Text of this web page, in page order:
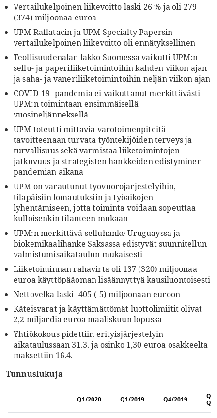
Vertailukelpoinen liikevoitto laski 26 % ja oli 279
(374) miljoonaa euroa
UPM Raflatacin ja UPM Specialty Papersin
vertailukelpoinen liikevoitto oli ennätyksellinen
Teollisuudenalan lakko Suomessa vaikutti UPM:n
sellu- ja paperiliiketoimintoihin kahden viikon ajan
ja saha- ja vaneriliiketoimintoihin neljän viikon ajan
COVID-19 -pandemia ei vaikuttanut merkittävästi
UPM:n toimintaan ensimmäisellä
vuosineljänneksellä
UPM toteutti mittavia varotoimenpiteitä
tavoitteenaan turvata työntekijöiden terveys ja
turvallisuus sekä varmistaa liiketoimintojen
jatkuvuus ja strategisten hankkeiden edistyminen
pandemian aikana
UPM on varautunut työvuorojärjestelyihin,
tilapäisiin lomautuksiin ja työaikojen
lyhentämiseen, jotta toiminta voidaan sopeuttaa
kulloisenkin tilanteen mukaan
UPM:n merkittävä selluhanke Uruguayssa ja
biokemikaalihanke Saksassa edistyvät suunnitellun
valmistumisaikataulun mukaisesti
Liiketoiminnan rahavirta oli 137 (320) miljoonaa
euroa käyttöpääoman lisäännyttyä kausiluontoisesti
Nettovelka laski -405 (-5) miljoonaan euroon
Käteisvarat ja käyttämättömät luottolimiitit olivat
2,2 miljardia euroa maaliskuun lopussa
Yhtiökokous pidettiin erityisjärjestelyin
aikataulussaan 31.3. ja osinko 1,30 euroa osakkeelta
maksettiin 16.4.
Tunnuslukuja
Q1/2020 Q1/2019 Q4/2019
Q1–